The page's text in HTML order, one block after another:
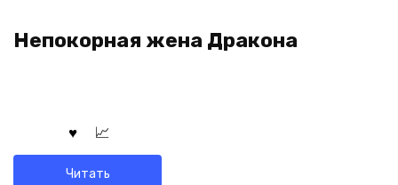
Непокорная жена Дракона
Читать